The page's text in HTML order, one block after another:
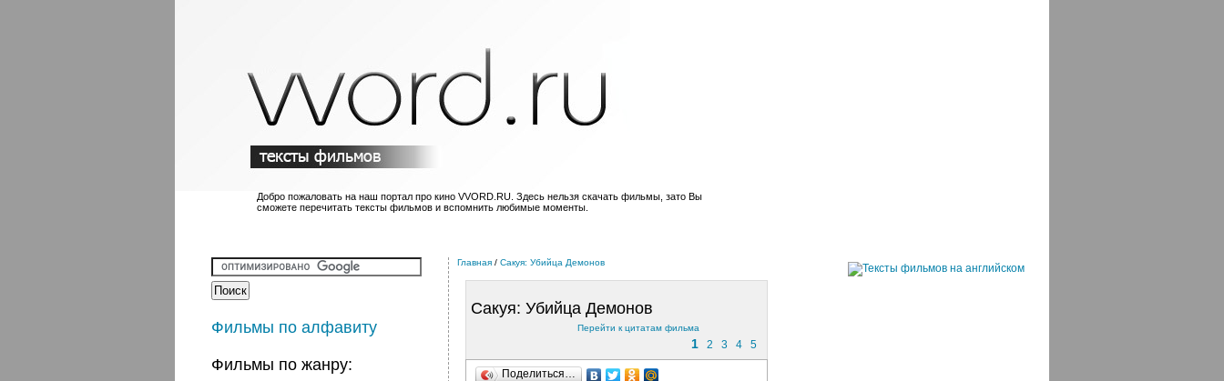
Добро пожаловать на наш портал про кино VVORD.RU. Здесь нельзя скачать фильмы, зато Вы
сможете перечитать тексты фильмов и вспомнить любимые моменты.
Фильмы по алфавиту
Фильмы по жанру:
Главная / Сакуя: Убийца Демонов
Сакуя: Убийца Демонов
Перейти к цитатам фильма
1 2 3 4 5
Поделиться…